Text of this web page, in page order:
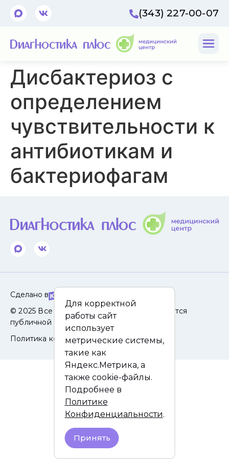
(343) 227-00-07
Дисбактериоз с
определением
чувствительности к
антибиотикам и
бактериофагам
Сделано в
© 2025 Все права защищены. Сайт не является
публичной офертой.
Политика конфиденциальности
Для корректной
работы сайт
использует
метрические системы,
такие как
Яндекс.Метрика, а
также cookie-файлы.
Подробнее в
Политике
Конфиденциальности.
Принять